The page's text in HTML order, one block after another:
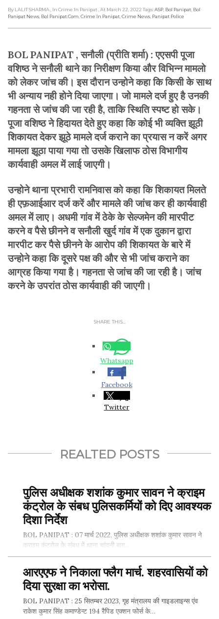
By LALIT SHARMA , In Crime In Panipat , At March 22, 2022 Tags:ASP Bol Panipat Bol
Panipat News Bol Panipat.com Crime In Panipat Crime News Panipat Police
BOL PANIPAT , सनौली (प्रीति शर्मा) : एएसपी पूजा
वशिष्ठ ने सनौली थाने का निरीक्षण किया और विभिन्न मामलो
को लेकर जांच की। इस दौरान उन्होने कहा कि किसी के साथ
भी अन्याय नही होने दिया जाएगा। जो मामले दर्ज हुए है उनकी
गहनता से जांच की जा रही है, ताकि स्थिति स्पष्ट हो सके।
पूजा वशिष्ठ ने हिदायत देते हुए कहा कि कोई भी व्यक्ति झूठी
शिकायत देकर झूठे मामले दर्ज कराने का प्रयास न करें अगर
मामला झूठा पाया गया तो उसके खिलाफ ठोस विभागीय
कार्यवाही अमल में लाई जाएगी।
उन्होने थाना प्रभारी रामनिवास को कहा कि शिकायत मिलते
ही एफ़आईआर दर्ज करें और मामले की जांच कर ही कार्यवाही
अमल में लाए। अधमी गांव में ठेके के सेल्जमेन की मारपीट
करने व पैसे छीनने व सनौली खुर्द गांव में एक दुकान द्वारा
मारपीट कर पैसे छीनने के आरोप की शिकायत के बारे में
उन्होने कहा कि दूसरे पक्ष की और से भी जांच कराने का
आग्रह किया गया है। गहनता से जांच की जा रही है। जांच
करने के उपरांत ठोस कार्यवाही की जाएगी।
SHARE THIS...
Whatsapp
Facebook
Twitter
REALTED POSTS
पुलिस अधीक्षक शशांक कुमार सावन ने क्राइम
कंट्रोल के संबध पुलिसकर्मियों को दिए आवश्यक
दिशा निर्देश
BOL PANIPAT : 07 मार्च 2022, पुलिस अधीक्षक शशांक कुमार सावन ने
क्राइम कंट्रोल के संबध में थाना चांदनी बाग…
Whatsapp
आरएएफ ने निकाला फ्लैग मार्च. शहरवासियों को
दिया सुरक्षा का भरोसा.
BOL PANIPAT : 25 सितम्बर 2023, गृह मंत्रालय की गाइडलाइन्स एंव
राकेश कुमार सिंह कमाण्डेन्ट 194 रैपिड एक्शन फोर्स के…